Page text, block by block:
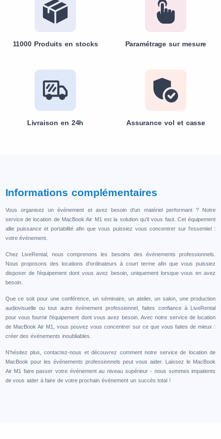
11000 Produits en stocks Paramétrage sur mesure
Livraison en 24h Assurance vol et casse
Informations complémentaires
Vous organisez un événement et avez besoin d'un matériel performant ? Notre
service de location de MacBook Air M1 est la solution qu'il vous faut. Cet équipement
allie puissance et portabilité afin que vous puissiez vous concentrer sur l'essentiel :
votre événement.
Chez LiveRental, nous comprenons les besoins des événements professionnels.
Nous proposons des locations d'ordinateurs à court terme afin que vous puissiez
disposer de l'équipement dont vous avez besoin, uniquement lorsque vous en avez
besoin.
Que ce soit pour une conférence, un séminaire, un atelier, un salon, une production
audiovisuelle ou tout autre événement professionnel, faites confiance à LiveRental
pour vous fournir l'équipement dont vous avez besoin. Avec notre service de location
de MacBook Air M1, vous pouvez vous concentrer sur ce que vous faites de mieux :
créer des événements inoubliables.
N'hésitez plus, contactez-nous et découvrez comment notre service de location de
MacBook pour les événements professionnels peut vous aider. Laissez le MacBook
Air M1 faire passer votre événement au niveau supérieur - nous sommes impatients
de vous aider à faire de votre prochain événement un succès total !